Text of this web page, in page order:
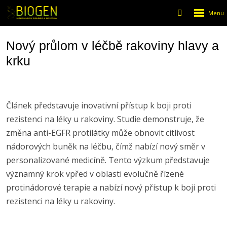
Vyhledávání
menu
Nový průlom v léčbě rakoviny hlavy a
krku
Článek představuje inovativní přístup k boji proti
rezistenci na léky u rakoviny. Studie demonstruje, že
změna anti-EGFR protilátky může obnovit citlivost
nádorových buněk na léčbu, čímž nabízí nový směr v
personalizované medicíně. Tento výzkum představuje
významný krok vpřed v oblasti evolučně řízené
protinádorové terapie a nabízí nový přístup k boji proti
rezistenci na léky u rakoviny.